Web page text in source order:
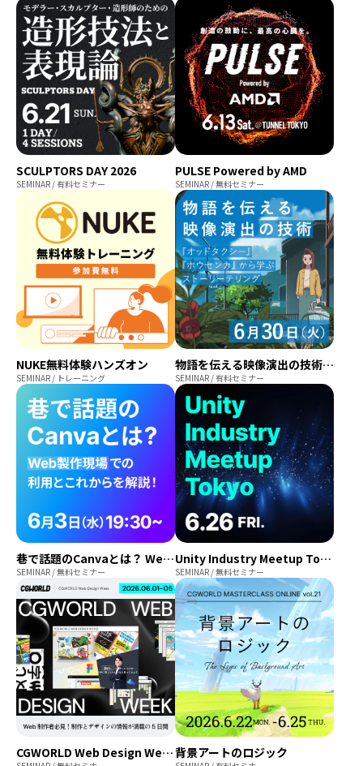
SCULPTORS DAY 2026
SEMINAR / 有料セミナー
PULSE Powered by AMD
SEMINAR / 無料セミナー
NUKE無料体験ハンズオン
SEMINAR / トレーニング
物語を伝える映像演出の技術 ～『オッドタクシー』『ホウセンカ』から学ぶストーリーテリング～
SEMINAR / 有料セミナー
巷で話題のCanvaとは？ Web製作現場での利用とこれからを解説！
SEMINAR / 無料セミナー
Unity Industry Meetup Tokyo
SEMINAR / 無料セミナー
CGWORLD Web Design Week背景アートのロジック